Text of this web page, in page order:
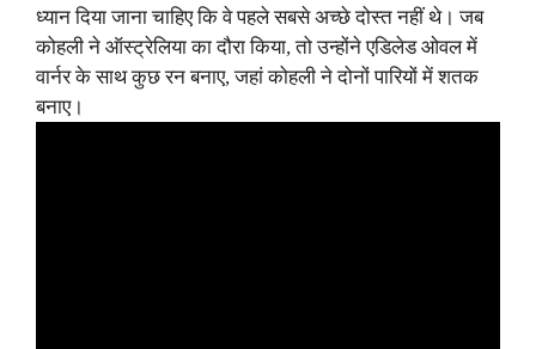
ध्यान दिया जाना चाहिए कि वे पहले सबसे अच्छे दोस्त नहीं थे। जब
कोहली ने ऑस्ट्रेलिया का दौरा किया, तो उन्होंने एडिलेड ओवल में
वार्नर के साथ कुछ रन बनाए, जहां कोहली ने दोनों पारियों में शतक
बनाए।